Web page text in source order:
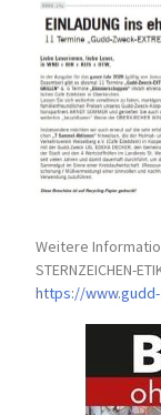
Weitere
STERNZEICHEN-
https://